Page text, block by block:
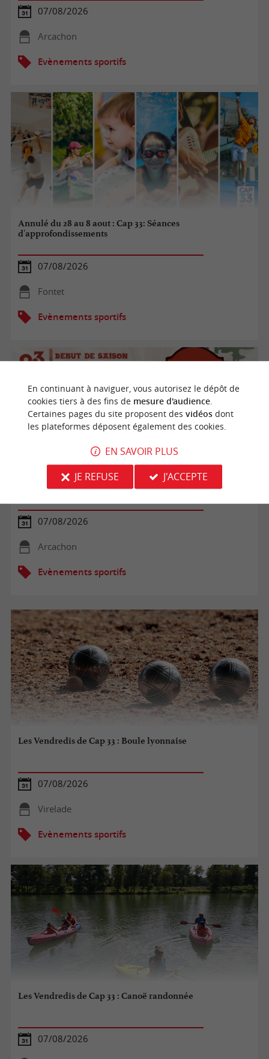
07/08/2026
Arcachon
Evènements sportifs
Annulé du 28 au 8 aout : Cap 33: Séances
d'approfondissements
07/08/2026
Fontet
Evènements sportifs
Pelote Basque
07/08/2026
Arcachon
Evènements sportifs
Les Vendredis de Cap 33 : Boule lyonnaise
07/08/2026
Virelade
Evènements sportifs
Les Vendredis de Cap 33 : Canoë randonnée
07/08/2026
En continuant à naviguer, vous autorisez le dépôt de
cookies tiers à des fins de mesure d'audience.
Certaines pages du site proposent des vidéosdont
les plateformes déposent également des cookies.
EN SAVOIR PLUS
JE REFUSE
J'ACCEPTE